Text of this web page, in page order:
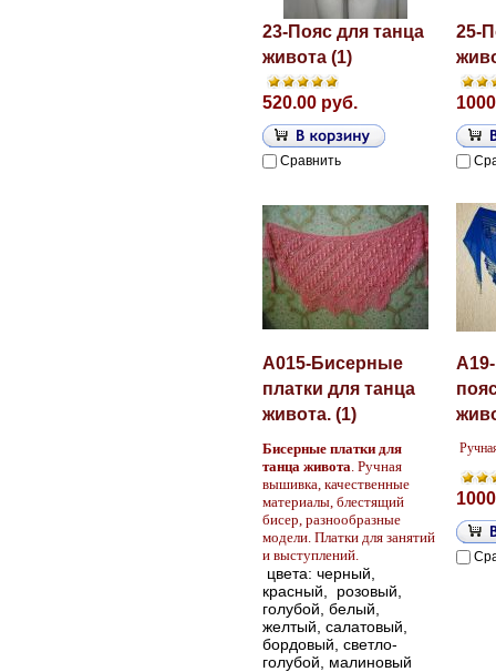
23-Пояс для танца
живота (1)
520.00 руб.
Сравнить
25-
A015-Бисерные
платки для танца
живота. (1)
Бисерные платки для
танца живота. Ручная
вышивка, качественные
материалы, блестящий
бисер, разнообразные
модели. Платки для занятий
и выступлений.
цвета: черный,
красный, розовый,
голубой, белый,
желтый, салатовый,
бордовый, светло-
голубой, малиновый